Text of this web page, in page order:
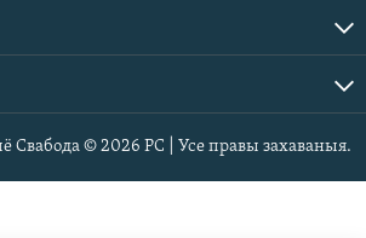
Свабода © 2026 РС | Усе правы захаваныя.